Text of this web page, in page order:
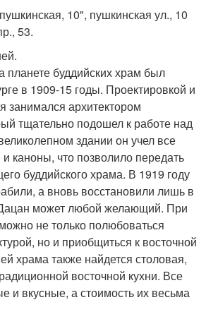
10", пушкинская ул., 10
53.
буддийских храм был
в 1909-15 годы. Проектировкой и
занимался архитектором
тщательно подошел к работе над
здании он учел все
и каноны, что позволило передать
буддийского храма. В 1919 году
а вновь восстановили лишь в
может любой желающий. При
не только полюбоваться
но и приобщиться к восточной
храма также найдется столовая,
восточной кухни. Все
и вкусные, а стоимость их весьма